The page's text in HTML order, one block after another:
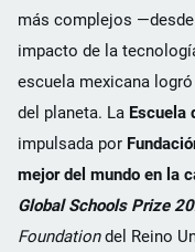
más complejos
impacto de la
escuela mexicana
del planeta. La Escuela
impulsada por
mejor del mundo en la
Global Schools Prize
Foundationdel Reino